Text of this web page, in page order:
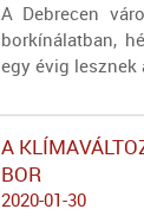
A Debrecen
borkínálatban,
egy évig lesznek
A
BOR
2020-01-30